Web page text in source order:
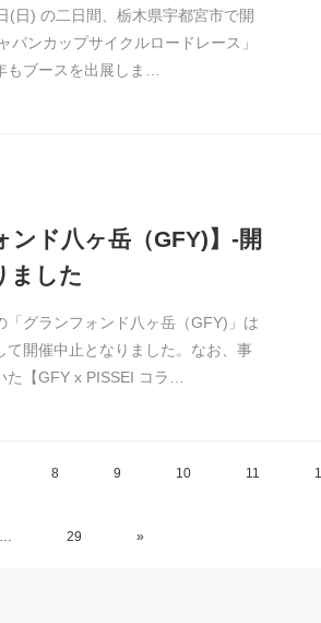
(日) の二日間、栃木県宇都宮市で開
パンカップサイクルロードレース」
もブースを出展しま…
ンド八ヶ岳（GFY)】-開
ました
「グランフォンド八ヶ岳（GFY)」は
て開催中止となりました。なお、事
た【GFY x PISSEI コラ…
8 9 10 11
… 29 »